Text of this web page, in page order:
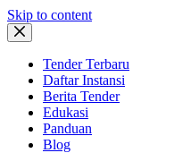
Skip to content
Tender Terbaru
Daftar Instansi
Berita Tender
Edukasi
Panduan
Blog